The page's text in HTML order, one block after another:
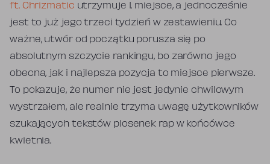
ft. Chrizmatic utrzymuje 1. miejsce, a jednocześnie
jest to już jego trzeci tydzień w zestawieniu. Co
ważne, utwór od początku porusza się po
absolutnym szczycie rankingu, bo zarówno jego
obecna, jak i najlepsza pozycja to miejsce pierwsze.
To pokazuje, że numer nie jest jedynie chwilowym
wystrzałem, ale realnie trzyma uwagę użytkowników
szukających tekstów piosenek rap w końcówce
kwietnia.